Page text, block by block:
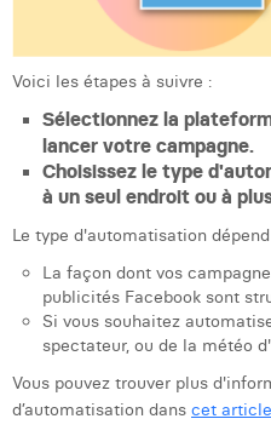
Voici les étapes à suivre :
Sélectionnez la
lancer votre campagne.
Choisissez le type
à un seul endroit ou à
Le type d'automatisation
La façon dont vos
publicités Facebook sont
Si vous souhaitez
spectateur, ou de la météo
Vous pouvez trouver plus
d’automatisation dans cet article